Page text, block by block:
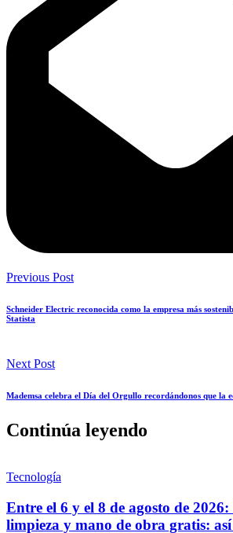
Previous Post
Schneider Electric reconocida como la empresa más
Statista
Next Post
Mademsa celebra el Día del Orgullo recordándonos que la
Continúa leyendo
Tecnología
Entre el 6 y el 8 de agosto de
limpieza y mano de obra gratis: así